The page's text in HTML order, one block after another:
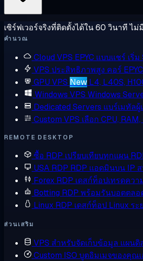
เซิร์ฟเวอร์จริงที่ติดตั้งได้ใน 60 วินาที ไม่
คำนวณ
Cloud VPS EPYC แบบแชร์ เริ่
VPS ประสิทธิภาพสูง คอร์
GPU VPS New L4, L40S,
Windows VPS Windows
Dedicated Servers แบร์เมทัลผู้
Custom VPS เลือก CPU,
REMOTE DESKTOP
ซื้อ RDP เปรียบเทียบทุกแผน
USA RDP RDP แอดมินบน IP
Forex RDP เดสก์ท็อปเทรดคว
Botting RDP พร้อมรันบอตตลอ
Linux RDP เดสก์ท็อป Linux ระ
ส่วนเสริม
VPS สำหรับจัดเก็บข้อมูล แผนดิ
Custom ISO บูตอิมเมจของคุณเ